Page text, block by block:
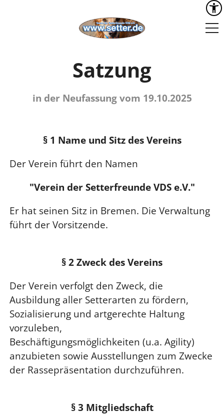
Satzung
in der Neufassung vom 19.10.2025
§ 1 Name und Sitz des Vereins
Der Verein führt den Namen
"Verein der Setterfreunde VDS e.V."
Er hat seinen Sitz in Bremen. Die Verwaltung
führt der Vorsitzende.
§ 2 Zweck des Vereins
Der Verein verfolgt den Zweck, die
Ausbildung aller Setterarten zu fördern,
Sozialisierung und artgerechte Haltung
vorzuleben,
Beschäftigungsmöglichkeiten (u.a. Agility)
anzubieten sowie Ausstellungen zum Zwecke
der Rassepräsentation durchzuführen.
§ 3 Mitgliedschaft